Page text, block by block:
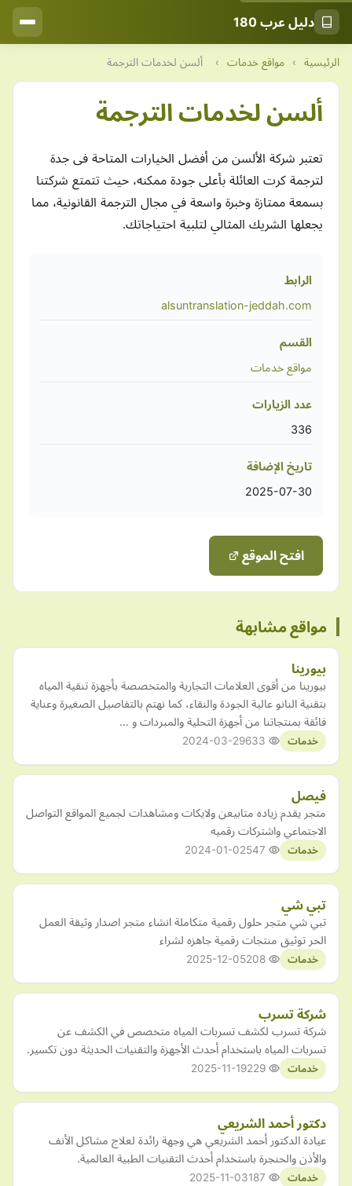
دليل عرب 180
الرئيسية › مواقع خدمات › ألسن لخدمات الترجمة
ألسن لخدمات الترجمة
تعتبر شركة الألسن من أفضل الخيارات المتاحة فى جدة
لترجمة كرت العائلة بأعلى جودة ممكنه، حيث تتمتع شركتنا
بسمعة ممتازة وخبرة واسعة في مجال الترجمة القانونية، مما
يجعلها الشريك المثالي لتلبية احتياجاتك.
الرابط
alsuntranslation-jeddah.com
القسم
مواقع خدمات
عدد الزيارات
336
تاريخ الإضافة
2025-07-30
افتح الموقع
مواقع مشابهة
بيورينا
بيورينا من أقوى العلامات التجارية والمتخصصة بأجهزة تنقية المياه
بتقنية النانو عالية الجودة والنقاء، كما نهتم بالتفاصيل الصغيرة وعناية
فائقة بمنتجاتنا من أجهزة التحلية والمبردات و …
خدمات 2024-03-29
فيصل
متجر يقدم زياده متابيعن ولايكات ومشاهدات لجميع المواقع التواصل
الاجتماعي واشتركات رقميه
خدمات 2024-01-02
تبي شي
تبي شي متجر حلول رقمية متكاملة انشاء متجر اصدار وثيقة العمل
الحر توثيق منتجات رقمية جاهزه لشراء
خدمات 2025-12-05
شركة تسرب
شركة تسرب لكشف تسربات المياه متخصص في الكشف عن
تسربات المياه باستخدام أحدث الأجهزة والتقنيات الحديثة دون تكسير.
خدمات 2025-11-19
دكتور أحمد الشريعي
عيادة الدكتور أحمد الشريعي هي وجهة رائدة لعلاج مشاكل الأنف
والأذن والحنجرة باستخدام أحدث التقنيات الطبية العالمية.
خدمات 2025-11-03